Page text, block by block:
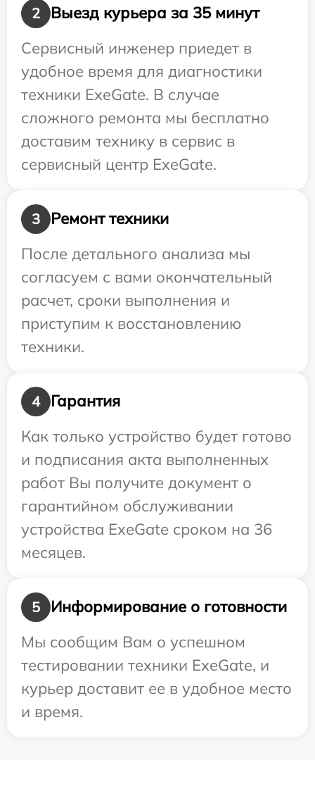
2
Выезд курьера за 35 минут
Сервисный инженер приедет в
удобное время для диагностики
техники ExeGate. В случае
сложного ремонта мы бесплатно
доставим технику в сервис в
сервисный центр ExeGate.
3
Ремонт техники
После детального анализа мы
согласуем с вами окончательный
расчет, сроки выполнения и
приступим к восстановлению
техники.
4
Гарантия
Как только устройство будет готово
и подписания акта выполненных
работ Вы получите документ о
гарантийном обслуживании
устройства ExeGate сроком на 36
месяцев.
5
Информирование о готовности
Мы сообщим Вам о успешном
тестировании техники ExeGate, и
курьер доставит ее в удобное место
и время.